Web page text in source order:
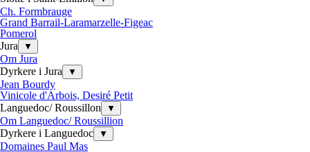
Ch. Formbrauge
Grand Barrail-Laramarzelle-Figeac
Pomerol
Jura
▼
Om Jura
Dyrkere i Jura
▼
Jean Bourdy
Vinicole d'Arbois, Desiré Petit
Languedoc/ Roussillon
▼
Om Languedoc/ Roussillion
Dyrkere i Languedoc
▼
Domaines Paul Mas